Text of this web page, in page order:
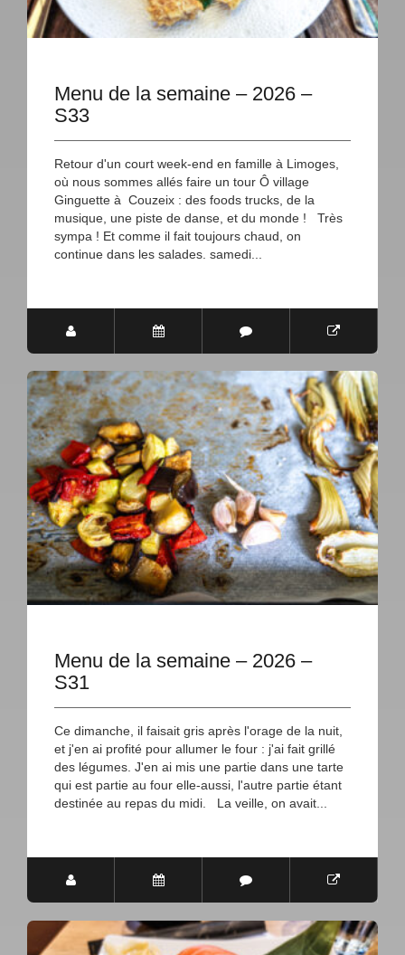
Menu de la semaine – 2026 –
S33
Retour d'un court week-end en famille à Limoges,
où nous sommes allés faire un tour Ô village
Ginguette à Couzeix : des foods trucks, de la
musique, une piste de danse, et du monde ! Très
sympa ! Et comme il fait toujours chaud, on
continue dans les salades. samedi...
Menu de la semaine – 2026 –
S31
Ce dimanche, il faisait gris après l'orage de la nuit,
et j'en ai profité pour allumer le four : j'ai fait grillé
des légumes. J'en ai mis une partie dans une tarte
qui est partie au four elle-aussi, l'autre partie étant
destinée au repas du midi. La veille, on avait...